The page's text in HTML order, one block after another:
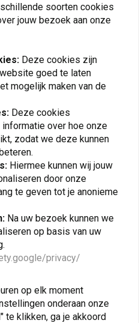
+ 5% korting?
je bestelling, levertijden,
op één van de onderstaande
met ons opnemen.
soorten cookies
jouw bezoek aan onze
Deze cookies zijn
goed te laten
mogelijk maken van de
Deze cookies
over hoe onze
zodat we deze kunnen
Hiermee kunnen wij jouw
door onze
te geven tot je anonieme
Na uw bezoek kunnen we
op basis van uw
privacy/
op elk moment
onderaan onze
te klikken, ga je akkoord